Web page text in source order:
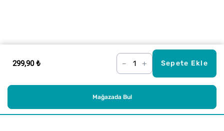
299,90 ₺ – + Sepete Ekle
Mağazada Bul